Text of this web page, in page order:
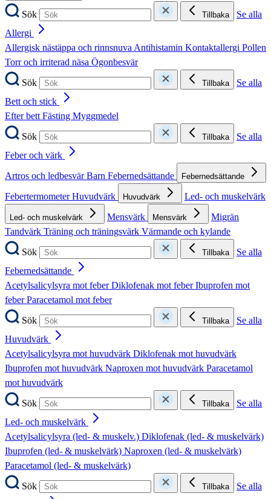
Sök Tillbaka
Se alla
Allergi
Allergisk nästäppa och rinnsnuvaAntihistamin Kontaktallergi Pollen
Torr och irriterad näsa Ögonbesvär
Sök
Tillbaka
Se alla
Bett och stick
Efter bettFästing Myggmedel
Sök
Tillbaka
Se alla
Feber och värk
Artros och ledbesvärBarn Febernedsättande Febernedsättande
FebertermometerHuvudvärk Huvudvärk Led- och muskelvärk
Led- och muskelvärk Mensvärk Mensvärk
Migrän
Tandvärk Träning och träningsvärk Värmande och kylande
Sök
Tillbaka
Se alla
Febernedsättande
Acetylsalicylsyra mot feberDiklofenak mot feberIbuprofen mot
feberParacetamol mot feber
Sök
Tillbaka
Se alla
Huvudvärk
Acetylsalicylsyra mot huvudvärk Diklofenak mot huvudvärk
Ibuprofen mot huvudvärk Naproxen mot huvudvärk Paracetamol
mot huvudvärk
Sök
Tillbaka
Se alla
Led- och muskelvärk
Acetylsalicylsyra (led- & muskelv.) Diklofenak (led- & muskelvärk)
Ibuprofen (led- & muskelvärk) Naproxen (led- & muskelvärk)
Paracetamol (led- & muskelvärk)
Sök
Tillbaka
Se alla